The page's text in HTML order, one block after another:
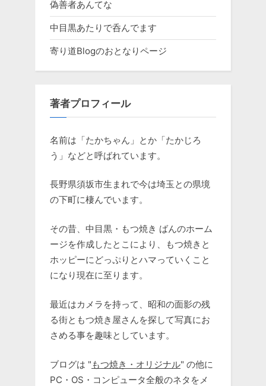
偽善者あんてな
中目黒あたりで呑んでます
寄り道Blogのおとなりページ
著者プロフィール
名前は「たかちゃん」とか「たかじろ
う」などと呼ばれています。
長野県須坂市生まれで今は埼玉との県境
の下町に棲んでいます。
その昔、中目黒・もつ焼き ばんのホーム
ージを作成したとこにより、もつ焼きと
ホッピーにどっぷりとハマっていくこと
になり現在に至ります。
最近はカメラを持って、昭和の面影の残
る街ともつ焼き屋さんを探して写真にお
さめる事を趣味としています。
ブログは " もつ焼き・オリジナル" の他に
PC・OS・コンピュータ全般のネタをメ